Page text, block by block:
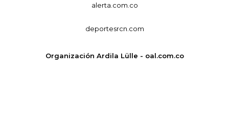
alerta.com.co
deportesrcn.com
Organización Ardila Lülle - oal.com.co